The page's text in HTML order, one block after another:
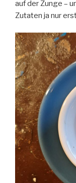
auf der Zunge –
Zutaten ja nur